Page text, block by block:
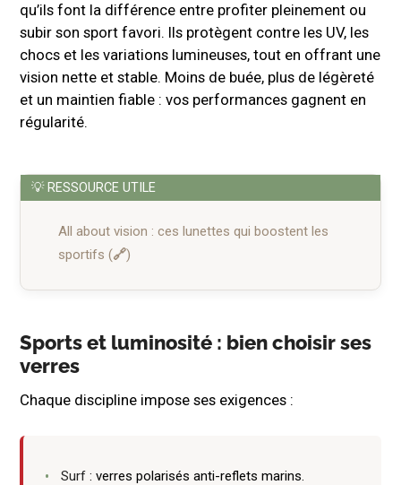
qu’ils font la différence entre profiter pleinement ou
subir son sport favori. Ils protègent contre les UV, les
chocs et les variations lumineuses, tout en offrant une
vision nette et stable. Moins de buée, plus de légèreté
et un maintien fiable : vos performances gagnent en
régularité.
All about vision : ces lunettes qui boostent les
sportifs
Sports et luminosité : bien choisir ses
verres
Chaque discipline impose ses exigences :
Surf : verres polarisés anti-reflets marins.